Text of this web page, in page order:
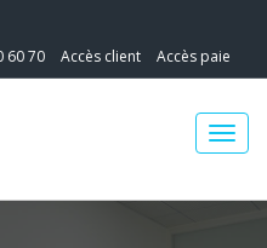
60 70 Accès client Accès paie